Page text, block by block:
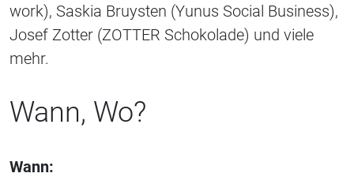
work), Saskia Bruysten (Yunus Social Business),
Josef Zotter (ZOTTER Schokolade) und viele
mehr.
Wann, Wo?
Wann: